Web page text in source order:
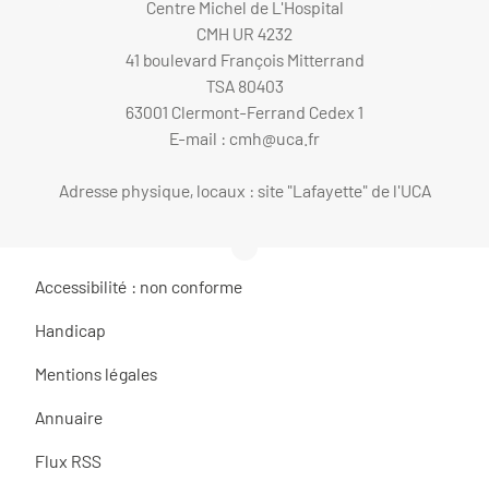
Centre Michel de L'Hospital
CMH UR 4232
41 boulevard François Mitterrand
TSA 80403
63001 Clermont-Ferrand Cedex 1
E-mail : cmh@uca.fr
Adresse physique, locaux : site "Lafayette" de l'UCA
Accessibilité : non conforme
Handicap
Mentions légales
Annuaire
Flux RSS